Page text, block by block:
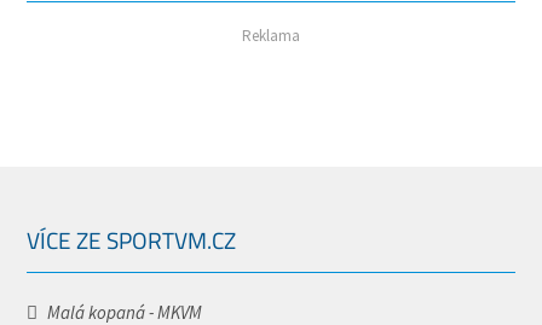
Reklama
VÍCE ZE SPORTVM.CZ
Malá kopaná - MKVM